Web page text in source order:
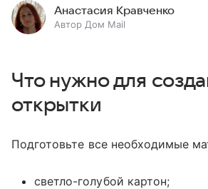
Анастасия Кравченко
Автор Дом Mail
Что нужно для
открытки
Подготовьте все необходимые
светло-голубой картон;